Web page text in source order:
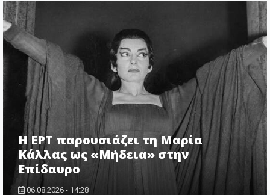
Η ΕΡΤ παρουσιάζει τη Μαρία
Κάλλας ως «Μήδεια» στην
Επίδαυρο
06.08.2026 - 14:28